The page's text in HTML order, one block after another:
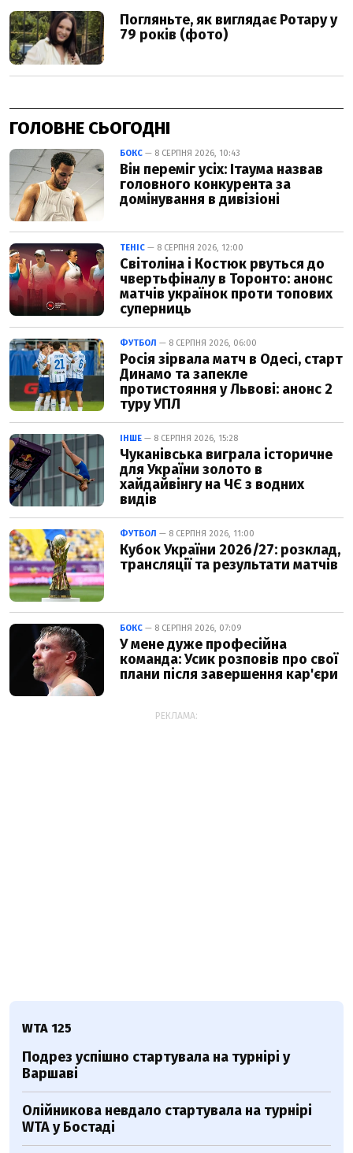
ГОЛОВНЕ СЬОГОДНІ
БОКС — 8 СЕРПНЯ 2026, 10:43
Він переміг усіх: Ітаума назвав
головного конкурента за
домінування в дивізіоні
ТЕНІС — 8 СЕРПНЯ 2026, 12:00
Світоліна і Костюк рвуться до
чвертьфіналу в Торонто: анонс
матчів українок проти топових
суперниць
ФУТБОЛ — 8 СЕРПНЯ 2026, 06:00
Росія зірвала матч в Одесі, старт
Динамо та запекле
протистояння у Львові: анонс 2
туру УПЛ
ІНШЕ — 8 СЕРПНЯ 2026, 15:28
Чуканівська виграла історичне
для України золото в
хайдайвінгу на ЧЄ з водних
видів
ФУТБОЛ — 8 СЕРПНЯ 2026, 11:00
Кубок України 2026/27: розклад,
трансляції та результати матчів
БОКС — 8 СЕРПНЯ 2026, 07:09
У мене дуже професійна
команда: Усик розповів про свої
плани після завершення кар'єри
РЕКЛАМА:
WTA 125
Подрез успішно стартувала на турнірі у
Варшаві
Олійникова невдало стартувала на турнірі
WTA у Бостаді